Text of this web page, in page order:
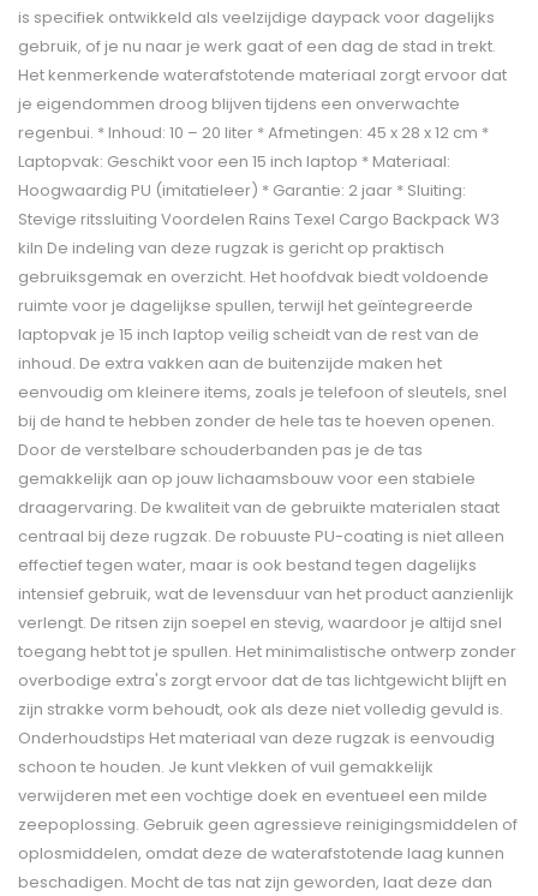
is specifiek ontwikkeld als veelzijdige daypack voor dagelijks
gebruik, of je nu naar je werk gaat of een dag de stad in trekt.
Het kenmerkende waterafstotende materiaal zorgt ervoor dat
je eigendommen droog blijven tijdens een onverwachte
regenbui. * Inhoud: 10 – 20 liter * Afmetingen: 45 x 28 x 12 cm *
Laptopvak: Geschikt voor een 15 inch laptop * Materiaal:
Hoogwaardig PU (imitatieleer) * Garantie: 2 jaar * Sluiting:
Stevige ritssluiting Voordelen Rains Texel Cargo Backpack W3
kiln De indeling van deze rugzak is gericht op praktisch
gebruiksgemak en overzicht. Het hoofdvak biedt voldoende
ruimte voor je dagelijkse spullen, terwijl het geïntegreerde
laptopvak je 15 inch laptop veilig scheidt van de rest van de
inhoud. De extra vakken aan de buitenzijde maken het
eenvoudig om kleinere items, zoals je telefoon of sleutels, snel
bij de hand te hebben zonder de hele tas te hoeven openen.
Door de verstelbare schouderbanden pas je de tas
gemakkelijk aan op jouw lichaamsbouw voor een stabiele
draagervaring. De kwaliteit van de gebruikte materialen staat
centraal bij deze rugzak. De robuuste PU-coating is niet alleen
effectief tegen water, maar is ook bestand tegen dagelijks
intensief gebruik, wat de levensduur van het product aanzienlijk
verlengt. De ritsen zijn soepel en stevig, waardoor je altijd snel
toegang hebt tot je spullen. Het minimalistische ontwerp zonder
overbodige extra's zorgt ervoor dat de tas lichtgewicht blijft en
zijn strakke vorm behoudt, ook als deze niet volledig gevuld is.
Onderhoudstips Het materiaal van deze rugzak is eenvoudig
schoon te houden. Je kunt vlekken of vuil gemakkelijk
verwijderen met een vochtige doek en eventueel een milde
zeepoplossing. Gebruik geen agressieve reinigingsmiddelen of
oplosmiddelen, omdat deze de waterafstotende laag kunnen
beschadigen. Mocht de tas nat zijn geworden, laat deze dan